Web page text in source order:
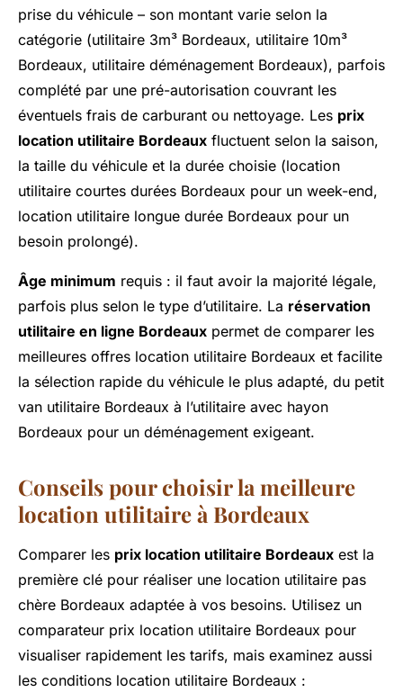
prise du véhicule – son montant varie selon la
catégorie (utilitaire 3m³ Bordeaux, utilitaire 10m³
Bordeaux, utilitaire déménagement Bordeaux), parfois
complété par une pré-autorisation couvrant les
éventuels frais de carburant ou nettoyage. Les prix
location utilitaire Bordeaux fluctuent selon la saison,
la taille du véhicule et la durée choisie (location
utilitaire courtes durées Bordeaux pour un week-end,
location utilitaire longue durée Bordeaux pour un
besoin prolongé).
Âge minimum requis : il faut avoir la majorité légale,
parfois plus selon le type d’utilitaire. La réservation
utilitaire en ligne Bordeaux permet de comparer les
meilleures offres location utilitaire Bordeaux et facilite
la sélection rapide du véhicule le plus adapté, du petit
van utilitaire Bordeaux à l’utilitaire avec hayon
Bordeaux pour un déménagement exigeant.
Conseils pour choisir la meilleure
location utilitaire à Bordeaux
Comparer les prix location utilitaire Bordeaux est la
première clé pour réaliser une location utilitaire pas
chère Bordeaux adaptée à vos besoins. Utilisez un
comparateur prix location utilitaire Bordeaux pour
visualiser rapidement les tarifs, mais examinez aussi
les conditions location utilitaire Bordeaux :